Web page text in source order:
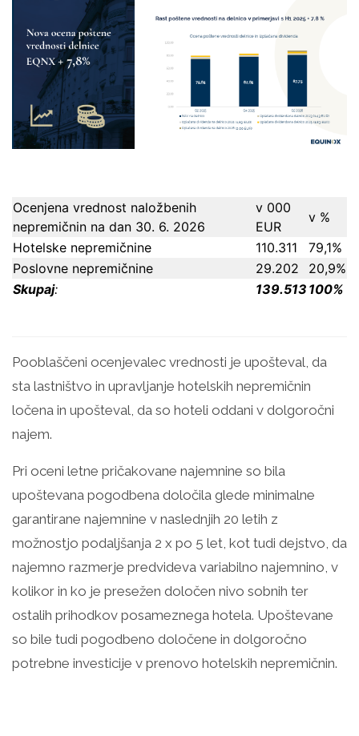
Ocenjena vrednost naložbenih
nepremičnin na dan 30. 6. 2026
v 000
EUR
v %
Hotelske nepremičnine
110.311
79,1%
Poslovne nepremičnine
29.202
20,9%
Skupaj: 139.513 100%
Pooblaščeni ocenjevalec vrednosti je upošteval, da
sta lastništvo in upravljanje hotelskih nepremičnin
ločena in upošteval, da so hoteli oddani v dolgoročni
najem.
Pri oceni letne pričakovane najemnine so bila
upoštevana pogodbena določila glede minimalne
garantirane najemnine v naslednjih 20 letih z
možnostjo podaljšanja 2 x po 5 let, kot tudi dejstvo, da
najemno razmerje predvideva variabilno najemnino, v
kolikor in ko je presežen določen nivo sobnih ter
ostalih prihodkov posameznega hotela. Upoštevane
so bile tudi pogodbeno določene in dolgoročno
potrebne investicije v prenovo hotelskih nepremičnin.